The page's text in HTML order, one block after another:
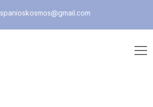
spanioskosmos@gmail.com